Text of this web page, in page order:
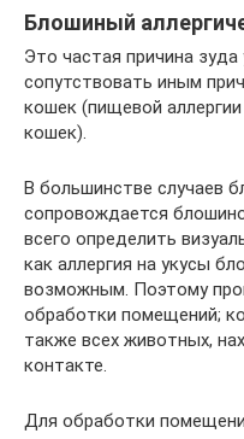
Блошиный
Это частая причина
сопутствовать иным
кошек (пищевой
кошек).
В большинстве случаев
сопровождается
всего определить
как аллергия на укусы
возможным. Поэтому
обработки помещений;
также всех животных,
контакте.
Для обработки